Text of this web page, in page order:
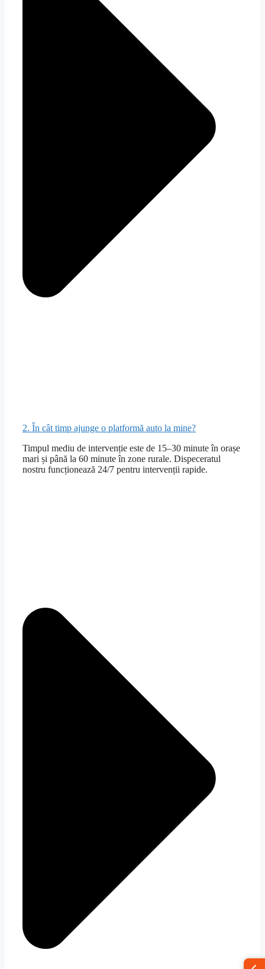
2. În cât timp ajunge o platformă auto la mine?
Timpul mediu de intervenție este de 15–30 minute în orașe
mari și până la 60 minute în zone rurale. Dispeceratul
nostru funcționează 24/7 pentru intervenții rapide.